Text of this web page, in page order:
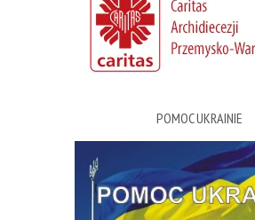
POMOC UKRAINIE